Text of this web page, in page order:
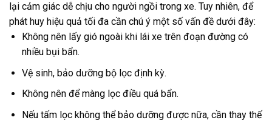
lại cảm giác dễ chịu cho người ngồi trong xe. Tuy nhiên, để
phát huy hiệu quả tối đa cần chú ý một số vấn đề dưới đây:
Không nên lấy gió ngoài khi lái xe trên đoạn đường có
nhiều bụi bẩn.
Vệ sinh, bảo dưỡng bộ lọc định kỳ.
Không nên để màng lọc điều quá bẩn.
Nếu tấm lọc không thể bảo dưỡng được nữa, cần thay thế